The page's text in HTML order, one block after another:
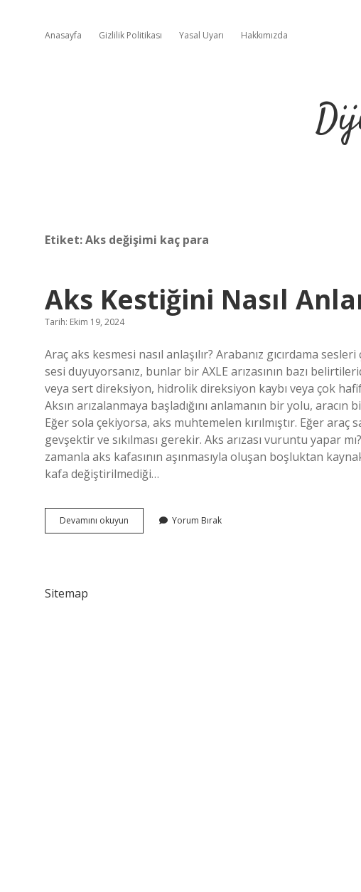
Anasayfa Gizlilik Politikası Yasal Uyarı Hakkımızda
Etiket:Aks değişimi kaç para
Aks Kestiğini Nasıl
Tarih: Ekim 19, 2024
Araç aks kesmesi nasıl anlaşılır? Arabanız gıcırdama
sesi duyuyorsanız, bunlar bir AXLE arızasının bazı
veya sert direksiyon, hidrolik direksiyon kaybı veya çok
Aksın arızalanmaya başladığını anlamanın bir yolu,
Eğer sola çekiyorsa, aks muhtemelen kırılmıştır. Eğer
gevşektir ve sıkılması gerekir. Aks arızası vuruntu yapar
zamanla aks kafasının aşınmasıyla oluşan boşluktan
kafa değiştirilmediği…
Devamını okuyun
Kestiğini
Yorum Bırak
Sitemap